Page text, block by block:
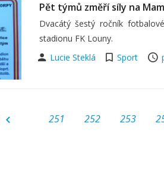
Pět týmů změří síly na
Dvacátý šestý ročník
stadionu FK Louny.
Lucie Steklá
Sport
251 252 253